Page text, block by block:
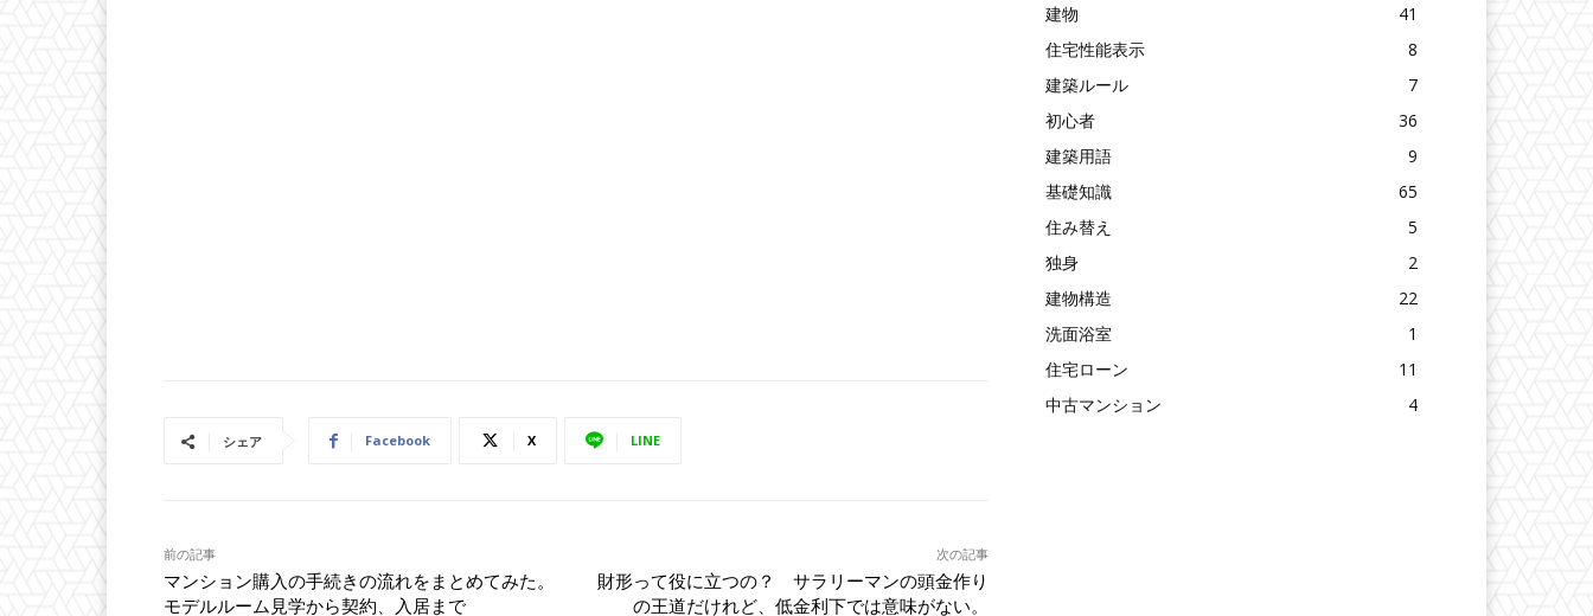
シェア Facebook X LINE
前の記事
マンション購入の手続きの流れをまとめてみた。
モデルルーム見学から契約、入居まで
次の記事
財形って役に立つの？ サラリーマンの頭金作り
の王道だけれど、低金利下では意味がない。
建物
41
住宅性能表示
8
建築ルール
7
初心者
36
建築用語
9
基礎知識
65
住み替え
5
独身
2
建物構造
22
洗面浴室
1
住宅ローン
11
中古マンション
4